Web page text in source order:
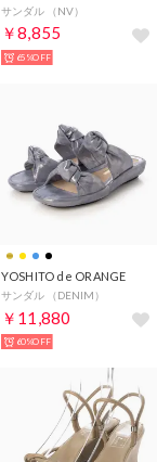
サンダル （NV）
￥8,855
65%OFF
YOSHITO de ORANGE
サンダル （DENIM）
￥11,880
60%OFF